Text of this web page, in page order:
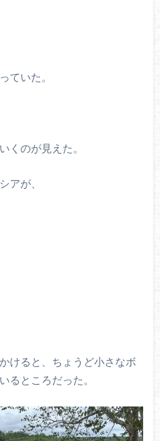
ていた。
くのが見えた。
アが、
けると、ちょうど小さなボ
るところだった。